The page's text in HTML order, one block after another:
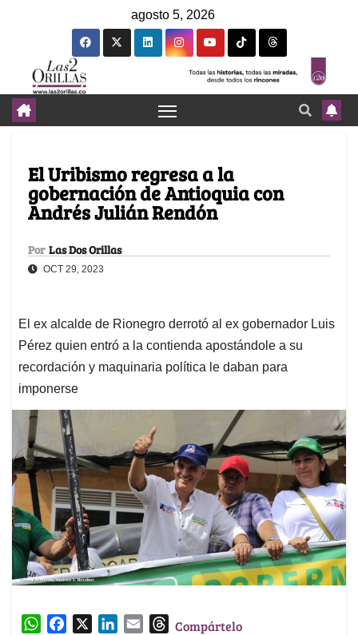
agosto 5, 2026
El Uribismo regresa a la
gobernación de Antioquia con
Andrés Julián Rendón
Por Las Dos Orillas
OCT 29, 2023
El ex alcalde de Rionegro derrotó al ex gobernador Luis
Pérez quien entró a la contienda apostándole a su
recordación y maquinaria política le daban para
imponerse
W
TCompártelo